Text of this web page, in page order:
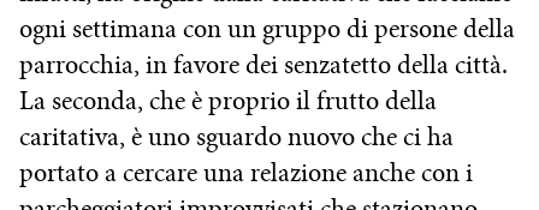
ogni settimana con un gruppo di persone della
parrocchia, in favore dei senzatetto della città.
La seconda, che è proprio il frutto della
caritativa, è uno sguardo nuovo che ci ha
portato a cercare una relazione anche con i